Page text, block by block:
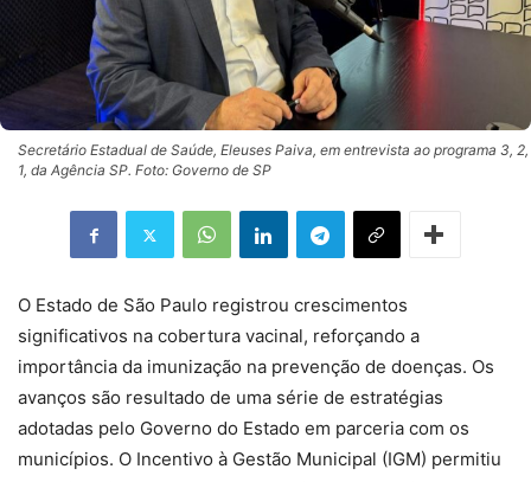
Secretário Estadual de Saúde, Eleuses Paiva, em entrevista ao programa 3, 2,
1, da Agência SP. Foto: Governo de SP
O Estado de São Paulo registrou crescimentos
significativos na cobertura vacinal, reforçando a
importância da imunização na prevenção de doenças. Os
avanços são resultado de uma série de estratégias
adotadas pelo Governo do Estado em parceria com os
municípios. O Incentivo à Gestão Municipal (IGM) permitiu